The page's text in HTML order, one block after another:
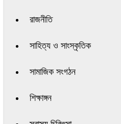
রাজনীতি
সাহিত্য ও সাংস্কৃতিক
সামাজিক সংগঠন
শিক্ষাঙ্গন